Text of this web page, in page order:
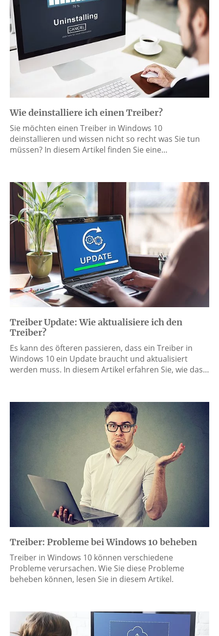
Wie deinstalliere ich einen Treiber?
Sie möchten einen Treiber in Windows 10
deinstallieren und wissen nicht so recht was Sie tun
müssen? In diesem Artikel finden Sie eine…
Treiber Update: Wie aktualisiere ich den
Treiber?
Es kann des öfteren passieren, dass ein Treiber in
Windows 10 ein Update braucht und aktualisiert
werden muss. In diesem Artikel erfahren Sie, wie das…
Treiber: Probleme bei Windows 10 beheben
Treiber in Windows 10 können verschiedene
Probleme verursachen. Wie Sie diese Probleme
beheben können, lesen Sie in diesem Artikel.